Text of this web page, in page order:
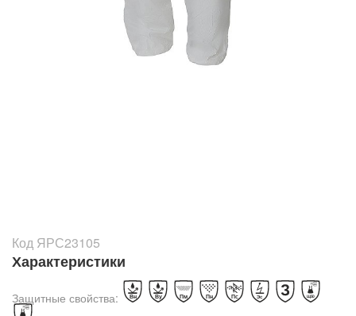
Код ЯРС23105
Характеристики
Защитные свойства: